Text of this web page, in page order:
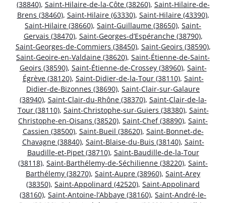
(38840), Saint-Hilaire-de-la-Côte (38260), Saint-Hilaire-de-
Brens (38460), Saint-Hilaire (63330), Saint-Hilaire (43390),
Saint-Hilaire (38660), Saint-Guillaume (38650), Saint-
Gervais (38470), Saint-Georges-d’Espéranche (38790),
Saint-Georges-de-Commiers (38450), Saint-Geoirs (38590),
Saint-Geoire-en-Valdaine (38620), Saint-Étienne-de-Saint-
Geoirs (38590), Saint-Étienne-de-Crossey (38960), Saint-
Égrève (38120), Saint-Didier-de-la-Tour (38110), Saint-
Didier-de-Bizonnes (38690), Saint-Clair-sur-Galaure
(38940), Saint-Clair-du-Rhône (38370), Saint-Clair-de-la-
Tour (38110), Saint-Christophe-sur-Guiers (38380), Saint-
Christophe-en-Oisans (38520), Saint-Chef (38890), Saint-
Cassien (38500), Saint-Bueil (38620), Saint-Bonnet-de-
Chavagne (38840), Saint-Blaise-du-Buis (38140), Saint-
Baudille-et-Pipet (38710), Saint-Baudille-de-la-Tour
(38118), Saint-Barthélemy-de-Séchilienne (38220), Saint-
Barthélemy (38270), Saint-Aupre (38960), Saint-Arey
(38350), Saint-Appolinard (42520), Saint-Appolinard
(38160), Saint-Antoine-l’Abbaye (38160), Saint-André-le-